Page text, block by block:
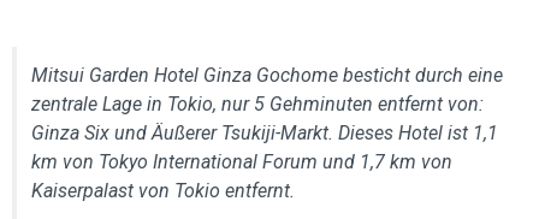
Mitsui Garden Hotel Ginza Gochome besticht durch eine
zentrale Lage in Tokio, nur 5 Gehminuten entfernt von:
Ginza Six und Äußerer Tsukiji-Markt. Dieses Hotel ist 1,1
km von Tokyo International Forum und 1,7 km von
Kaiserpalast von Tokio entfernt.